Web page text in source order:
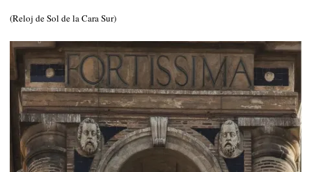
(Reloj de Sol de la Cara Sur)